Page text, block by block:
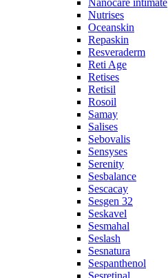
Nanocare intimate
Nutrises
Oceanskin
Repaskin
Resveraderm
Reti Age
Retises
Retisil
Rosoil
Samay
Salises
Sebovalis
Sensyses
Serenity
Sesbalance
Sescacay
Sesgen 32
Seskavel
Sesmahal
Seslash
Sesnatura
Sespanthenol
Sesretinal